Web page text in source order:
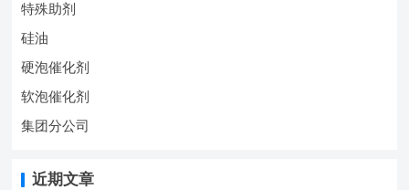
特殊助剂
硅油
硬泡催化剂
软泡催化剂
集团分公司
近期文章